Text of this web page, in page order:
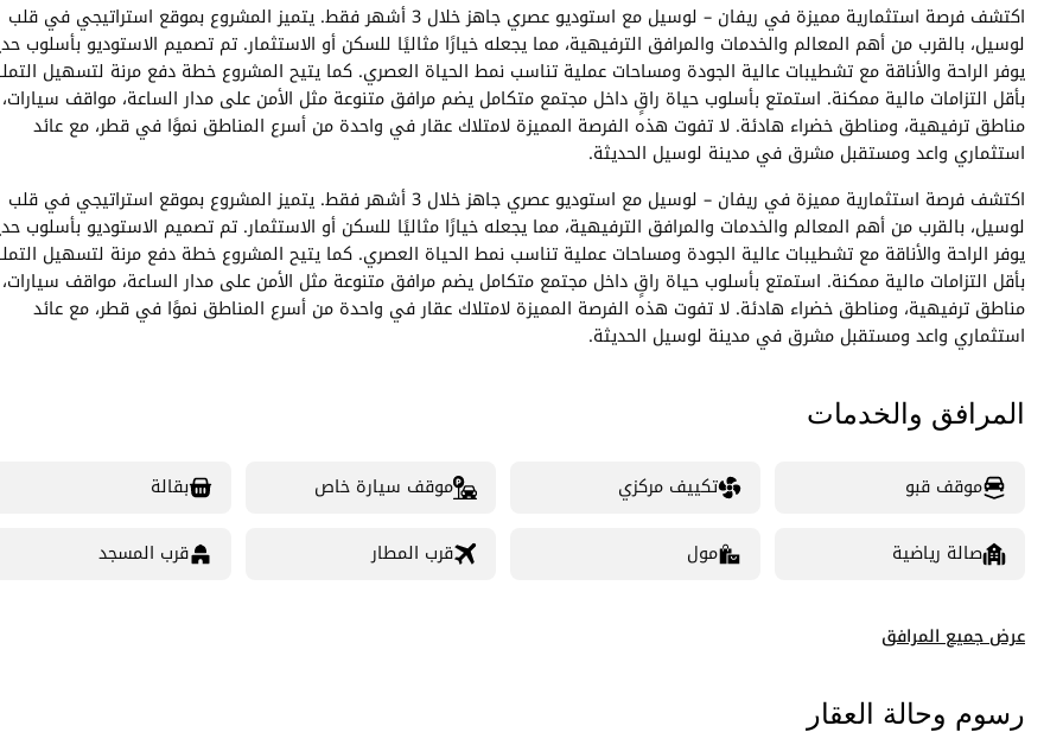
اكتشف فرصة استثمارية مميزة في ريفان – لوسيل مع استوديو عصري جاهز خلال 3 أشهر فقط. يتميز المشروع بموقع استراتيجي في قلب
لوسيل، بالقرب من أهم المعالم والخدمات والمرافق الترفيهية، مما يجعله خيارًا مثاليًا للسكن أو الاستثمار. تم تصميم الاستوديو بأسلوب
يوفر الراحة والأناقة مع تشطيبات عالية الجودة ومساحات عملية تناسب نمط الحياة العصري. كما يتيح المشروع خطة دفع مرنة لتسهيل
بأقل التزامات مالية ممكنة. استمتع بأسلوب حياة راقٍ داخل مجتمع متكامل يضم مرافق متنوعة مثل الأمن على مدار الساعة، مواقف سيارات،
مناطق ترفيهية، ومناطق خضراء هادئة. لا تفوت هذه الفرصة المميزة لامتلاك عقار في واحدة من أسرع المناطق نموًا في قطر، مع عائد
استثماري واعد ومستقبل مشرق في مدينة لوسيل الحديثة.
اكتشف فرصة استثمارية مميزة في ريفان – لوسيل مع استوديو عصري جاهز خلال 3 أشهر فقط. يتميز المشروع بموقع استراتيجي في قلب
لوسيل، بالقرب من أهم المعالم والخدمات والمرافق الترفيهية، مما يجعله خيارًا مثاليًا للسكن أو الاستثمار. تم تصميم الاستوديو بأسلوب
يوفر الراحة والأناقة مع تشطيبات عالية الجودة ومساحات عملية تناسب نمط الحياة العصري. كما يتيح المشروع خطة دفع مرنة لتسهيل
بأقل التزامات مالية ممكنة. استمتع بأسلوب حياة راقٍ داخل مجتمع متكامل يضم مرافق متنوعة مثل الأمن على مدار الساعة، مواقف سيارات،
مناطق ترفيهية، ومناطق خضراء هادئة. لا تفوت هذه الفرصة المميزة لامتلاك عقار في واحدة من أسرع المناطق نموًا في قطر، مع عائد
استثماري واعد ومستقبل مشرق في مدينة لوسيل الحديثة.
المرافق والخدمات
موقف قبو تكييف مركزي موقف سيارة خاص بقالة
صالة رياضية مول قرب المطار قرب المسجد
عرض جميع المرافق
رسوم وحالة العقار